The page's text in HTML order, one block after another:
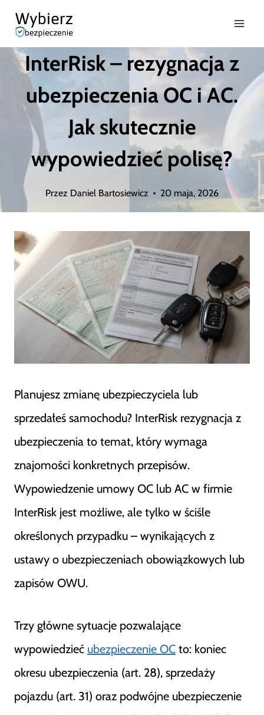
Przejdź
treściInterRisk – rezygnacja z
ubezpieczenia OC i AC.
Jak skutecznie
wypowiedzieć polisę?
Przez Daniel Bartosiewicz 20 maja, 2026
Planujesz zmianę ubezpieczyciela lub
sprzedałeś samochodu? InterRisk rezygnacja z
ubezpieczenia to temat, który wymaga
znajomości konkretnych przepisów.
Wypowiedzenie umowy OC lub AC w firmie
InterRisk jest możliwe, ale tylko w ściśle
określonych przypadku – wynikających z
ustawy o ubezpieczeniach obowiązkowych lub
zapisów OWU.
Trzy główne sytuacje pozwalające
wypowiedzieć ubezpieczenie OC to: koniec
okresu ubezpieczenia (art. 28), sprzedaży
pojazdu (art. 31) oraz podwójne ubezpieczenie